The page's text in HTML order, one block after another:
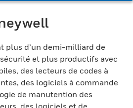
plus d’un demi-milliard de
et plus productifs avec
des lecteurs de codes à
des logiciels à commande
de manutention des
des logiciels et de